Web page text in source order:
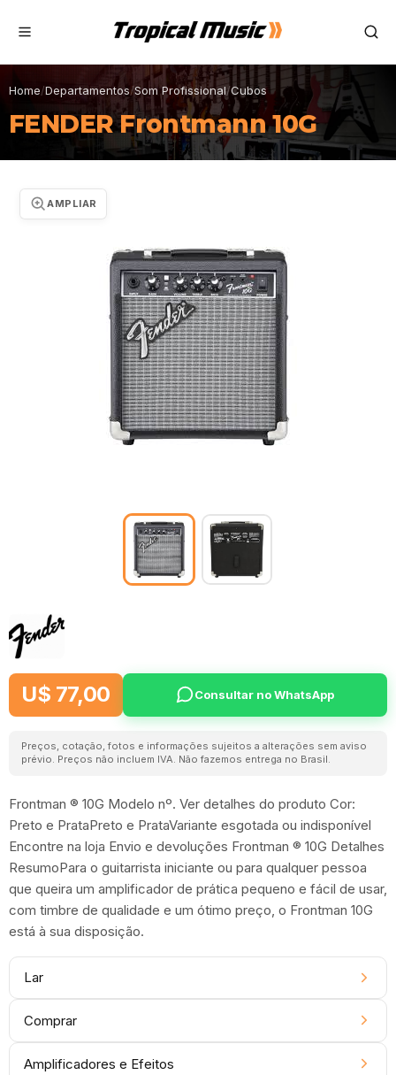
Home/Departamentos/Som Profissional/Cubos
FENDER Frontmann 10G
AMPLIAR
U$ 77,00 Consultar no WhatsApp
Preços, cotação, fotos e informações sujeitos a alterações sem aviso
prévio. Preços não incluem IVA. Não fazemos entrega no Brasil.
Frontman ® 10G Modelo nº. Ver detalhes do produto Cor:
Preto e PrataPreto e PrataVariante esgotada ou indisponível
Encontre na loja Envio e devoluções Frontman ® 10G Detalhes
ResumoPara o guitarrista iniciante ou para qualquer pessoa
que queira um amplificador de prática pequeno e fácil de usar,
com timbre de qualidade e um ótimo preço, o Frontman 10G
está à sua disposição.
Lar
Comprar
Amplificadores e Efeitos